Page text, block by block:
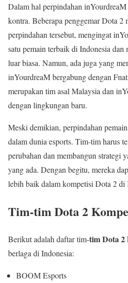
Dalam hal perpindahan
kontra. Beberapa penggemar Dota 2
perpindahan tersebut, mengingat
satu pemain terbaik di Indonesia
luar biasa. Namun, ada juga yang
inYourdreaM bergabung dengan
merupakan tim asal Malaysia dan
dengan lingkungan baru.
Meski demikian, perpindahan
dalam dunia esports. Tim-tim harus
perubahan dan membangun strategi
yang ada. Dengan begitu, mereka
lebih baik dalam kompetisi Dota 2 di
Tim-tim Dota 2
Berikut adalah daftar tim-tim Dota 2
berlaga di Indonesia:
BOOM Esports